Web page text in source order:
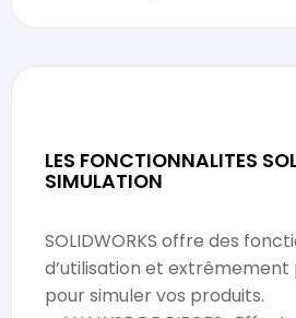
LES FONCTIONNALITES
SIMULATION
SOLIDWORKS offre des
d’utilisation et
pour simuler vos produits.